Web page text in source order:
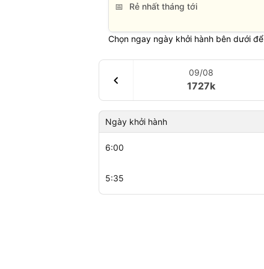
📅 Rẻ nhất tháng tới
Chọn ngay ngày khởi hành bên dưới để
chevron_left
09/08
1727k
Ngày khởi hành
6:00
5:35